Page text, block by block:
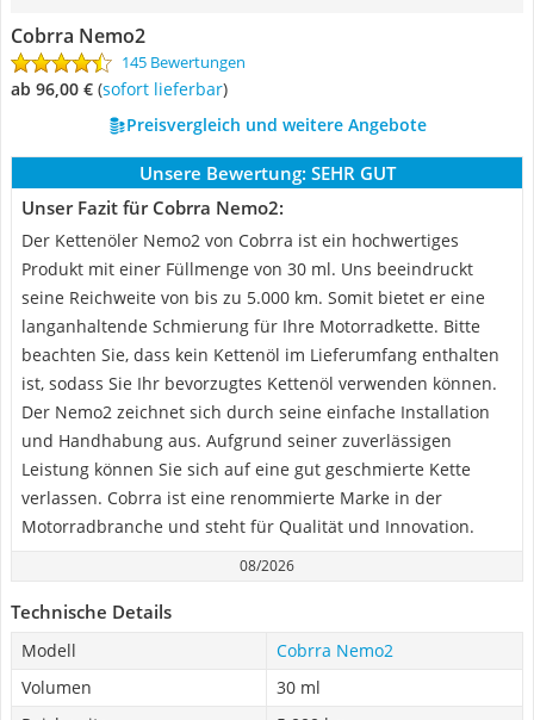
Cobrra Nemo2
145 Bewertungen
ab 96,00 € ( Sofort lieferbar)
Preisvergleich und weitere Angebote
Unsere Bewertung: SEHR GUT
Unser Fazit für Cobrra Nemo2:
Der Kettenöler Nemo2 von Cobrra ist ein hochwertiges
Produkt mit einer Füllmenge von 30 ml. Uns beeindruckt
seine Reichweite von bis zu 5.000 km. Somit bietet er eine
langanhaltende Schmierung für Ihre Motorradkette. Bitte
beachten Sie, dass kein Kettenöl im Lieferumfang enthalten
ist, sodass Sie Ihr bevorzugtes Kettenöl verwenden können.
Der Nemo2 zeichnet sich durch seine einfache Installation
und Handhabung aus. Aufgrund seiner zuverlässigen
Leistung können Sie sich auf eine gut geschmierte Kette
verlassen. Cobrra ist eine renommierte Marke in der
Motorradbranche und steht für Qualität und Innovation.
08/2026
Technische Details
Modell
Cobrra Nemo2
Volumen
30 ml